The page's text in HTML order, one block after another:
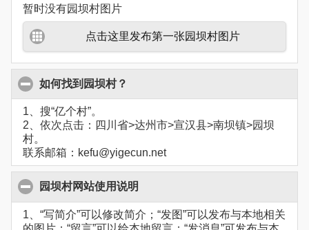
暂时没有园坝村图片
点击这里发布第一张园坝村图片
如何找到园坝村？
1、搜“亿个村”。
2、依次点击：四川省>达州市>宣汉县>南坝镇>园坝
村。
联系邮箱：kefu@yigecun.net
园坝村网站使用说明
1、“写简介”可以修改简介；“发图”可以发布与本地相关